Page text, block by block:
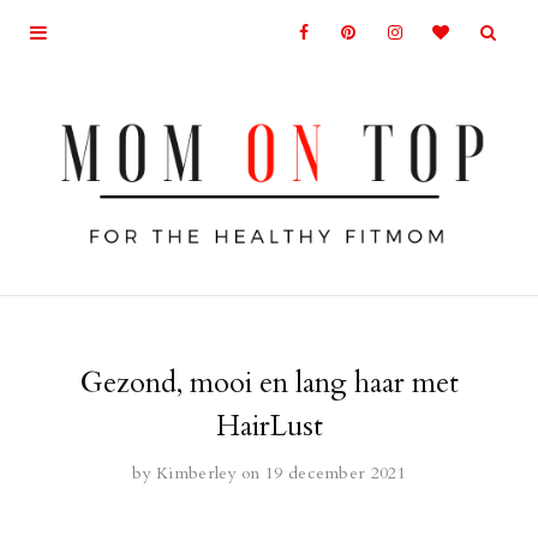
Gezond, mooi en lang haar met
HairLust
by Kimberley on 19 december 2021